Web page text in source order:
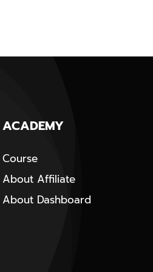
ACADEMY
Course
About Affiliate
About Dashboard